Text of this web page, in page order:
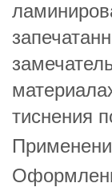
тиснения